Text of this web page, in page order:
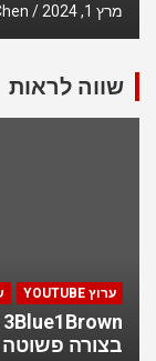
Moshik Chen
שווה לראות
ערוץ YOUTUBE
בצורה פשוטה